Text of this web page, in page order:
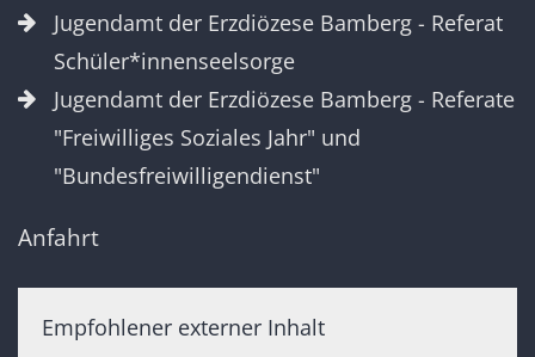
Jugendamt der Erzdiözese Bamberg - Referat
Schüler*innenseelsorge
Jugendamt der Erzdiözese Bamberg - Referate
"Freiwilliges Soziales Jahr" und
"Bundesfreiwilligendienst"
Anfahrt
Empfohlener externer Inhalt